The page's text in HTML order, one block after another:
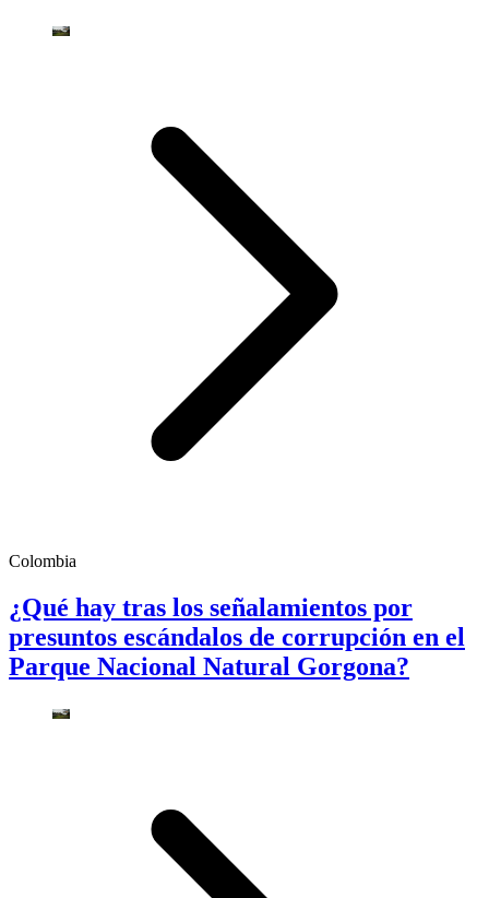
Colombia
¿Qué hay tras los señalamientos por
presuntos escándalos de corrupción en el
Parque Nacional Natural Gorgona?